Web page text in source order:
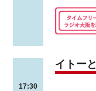
17:30
イトー